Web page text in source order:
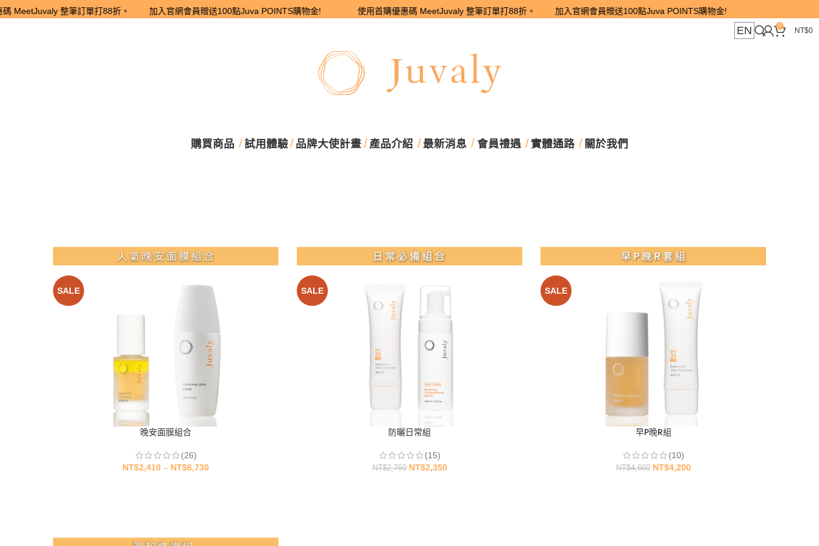
MeetJuvaly 整筆訂單打88折。 加入官網會員贈送100點Juva POINTS購物金! 使用首購優惠碼 MeetJuvaly 整筆訂單打88折。 加入官網會員贈送100點Juva POINTS購物金!
EN 0
NT$0
購買商品 試用體驗 品牌大使計畫 產品介紹 最新消息 會員禮遇 實體通路 關於我們
SALE
晚安面膜組合
(26)
NT$2,410 – NT$6,730
SALE
防曬日常組
(15)
NT$2,760 NT$2,350
SALE
早P晚R組
(10)
NT$4,660 NT$4,200